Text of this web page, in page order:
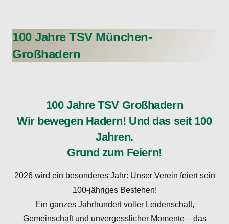
100 Jahre TSV München-
Großhadern
100 Jahre TSV Großhadern
Wir bewegen Hadern! Und das seit 100
Jahren.
Grund zum Feiern!
2026 wird ein besonderes Jahr: Unser Verein feiert sein
100-jähriges Bestehen!
Ein ganzes Jahrhundert voller Leidenschaft,
Gemeinschaft und unvergesslicher Momente – das